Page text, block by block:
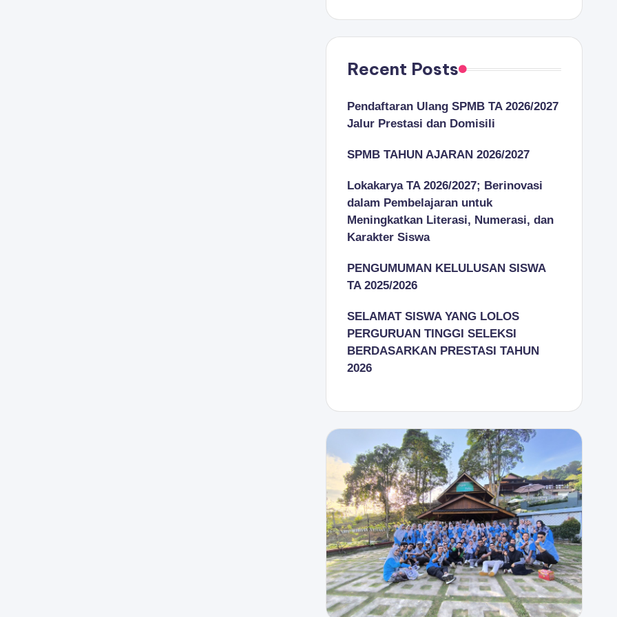
Recent Posts
Pendaftaran Ulang SPMB TA 2026/2027
Jalur Prestasi dan Domisili
SPMB TAHUN AJARAN 2026/2027
Lokakarya TA 2026/2027; Berinovasi
dalam Pembelajaran untuk
Meningkatkan Literasi, Numerasi, dan
Karakter Siswa
PENGUMUMAN KELULUSAN SISWA
TA 2025/2026
SELAMAT SISWA YANG LOLOS
PERGURUAN TINGGI SELEKSI
BERDASARKAN PRESTASI TAHUN
2026